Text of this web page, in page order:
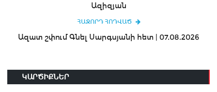
Ազիզյան
ՀԱՋՈՐԴ ՀՈԴՎԱԾ
Ազատ շփում Գնել Սարգսյանի հետ | 07.08.2026
ԿԱՐԾԻՔՆԵՐ